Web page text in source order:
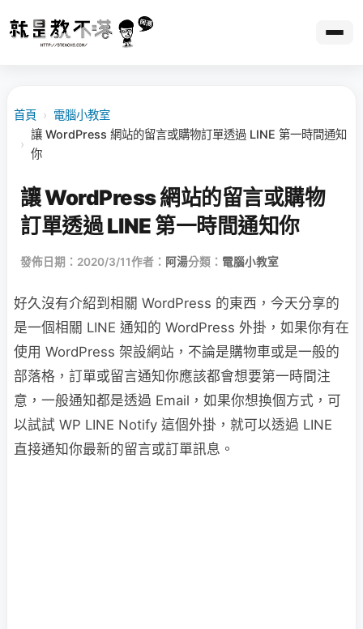
首頁 › 電腦小教室
›
讓 WordPress 網站的留言或購物訂單透過 LINE 第一時間通知
你
讓 WordPress 網站的留言或購物
訂單透過 LINE 第一時間通知你
發佈日期：2020/3/11作者： 阿湯分類： 電腦小教室
好久沒有介紹到相關 WordPress 的東西，今天分享的
是一個相關 LINE 通知的 WordPress 外掛，如果你有在
使用 WordPress 架設網站，不論是購物車或是一般的
部落格，訂單或留言通知你應該都會想要第一時間注
意，一般通知都是透過 Email，如果你想換個方式，可
以試試 WP LINE Notify 這個外掛，就可以透過 LINE
直接通知你最新的留言或訂單訊息。